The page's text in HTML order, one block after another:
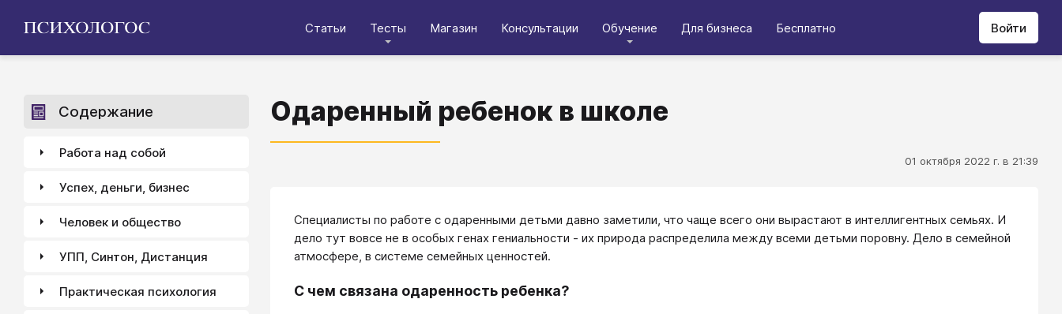
Статьи Тесты Магазин Консультации Обучение Для бизнеса Бесплатно Войти
Одаренный ребенок в школе
01 октября 2022 г. в 21:39
Специалисты по работе с одаренными детьми давно заметили, что чаще всего они вырастают в интеллигентных семьях. И
дело тут вовсе не в особых генах гениальности - их природа распределила между всеми детьми поровну. Дело в семейной
атмосфере, в системе семейных ценностей.
С чем связана одаренность ребенка?
Содержание
Работа над собой
Успех, деньги, бизнес
Человек и общество
УПП, Синтон, Дистанция
Практическая психология